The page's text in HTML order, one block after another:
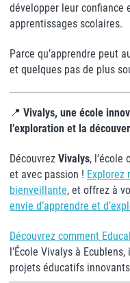
développer leur confiance
apprentissages scolaires.
Parce qu’apprendre peut
et quelques pas de plus
📍 Vivalys, une école
l’exploration et la
Découvrez Vivalys, l’école
et avec passion ! Explorez
bienveillante, et offrez à
envie d’apprendre et
Découvrez comment
l’École Vivalys à
projets éducatifs